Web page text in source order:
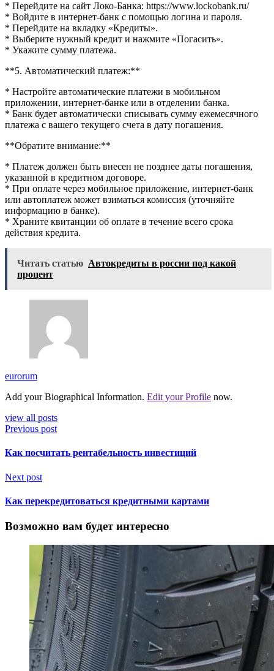
* Перейдите на сайт Локо-Банка: https://www.lockobank.ru/
* Войдите в интернет-банк с помощью логина и пароля.
* Перейдите на вкладку «Кредиты».
* Выберите нужный кредит и нажмите «Погасить».
* Укажите сумму платежа.
**5. Автоматический платеж:**
* Настройте автоматические платежи в мобильном
приложении, интернет-банке или в отделении банка.
* Банк будет автоматически списывать сумму ежемесячного
платежа с вашего текущего счета в дату погашения.
**Обратите внимание:**
* Платеж должен быть внесен не позднее даты погашения,
указанной в кредитном договоре.
* При оплате через мобильное приложение, интернет-банк
или автоплатеж может взиматься комиссия (уточняйте
информацию в банке).
* Храните квитанции об оплате в течение всего срока
действия кредита.
Читать статью Автокредиты в россии под какой
процент
eurorum
Add your Biographical Information. Edit your Profile now.
view all posts
Previous post
Как посчитать рентабельность инвестиций
Next post
Как перекредитоваться кредитными картами
Возможно вам будет интересно